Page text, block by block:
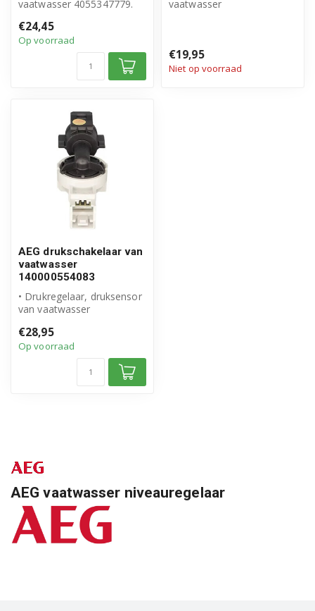
vaatwasser 4055347779.
Electrolux, ...
€24,45
Op voorraad
vaatwasser
€19,95
Niet op voorraad
AEG drukschakelaar van
vaatwasser
140000554083
• Drukregelaar, druksensor
van vaatwasser
• Artikelnum...
€28,95
Op voorraad
AEG vaatwasser niveauregelaar